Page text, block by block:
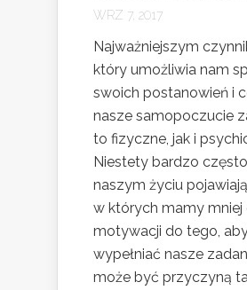
WRZ 7, 2017
Najważniejszym
który umożliwia nam
swoich postanowień i
nasze samopoczucie
to fizyczne, jak i
Niestety bardzo
naszym życiu
w których mamy mniej
motywacji do tego,
wypełniać nasze
może być przyczyną